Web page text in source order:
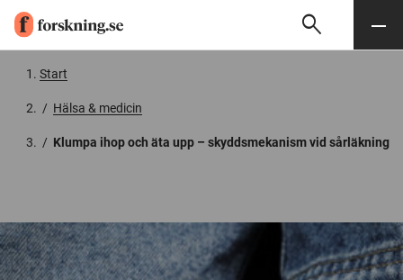
Söksearch Meny
Start
/ Hälsa & medicin
/ Klumpa ihop och äta upp – skyddsmekanism vid sårläkning